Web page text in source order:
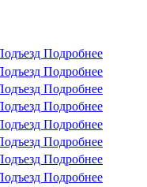
Подробнее
Подробнее
Подробнее
Подробнее
Подробнее
Подробнее
Подробнее
Подробнее